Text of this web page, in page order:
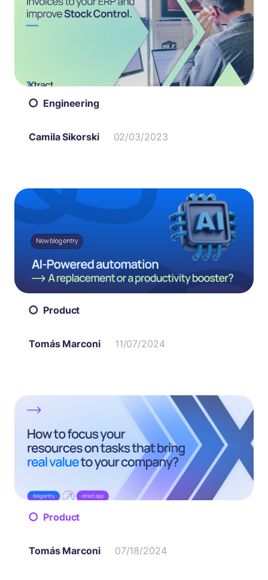
Engineering
Camila Sikorski 02/03/2023
Product
Tomás Marconi 11/07/2024
Product
Tomás Marconi 07/18/2024